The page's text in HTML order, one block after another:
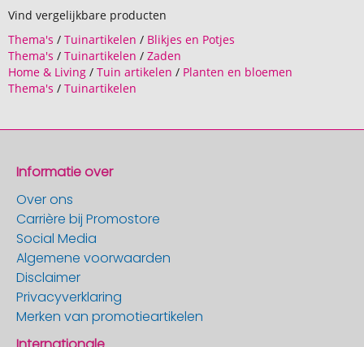
Vind vergelijkbare producten
Thema's / Tuinartikelen / Blikjes en Potjes
Thema's / Tuinartikelen / Zaden
Home & Living / Tuin artikelen / Planten en bloemen
Thema's / Tuinartikelen
Informatie over
Over ons
Carrière bij Promostore
Social Media
Algemene voorwaarden
Disclaimer
Privacyverklaring
Merken van promotieartikelen